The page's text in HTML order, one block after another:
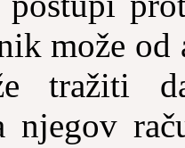
može
tražiti
njegov